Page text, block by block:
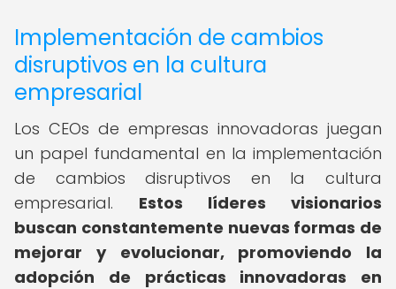
Implementación de cambios
disruptivos en la cultura
empresarial
Los CEOs de empresas innovadoras juegan
un papel fundamental en la implementación
de cambios disruptivos en la cultura
empresarial. Estos líderes visionarios
buscan constantemente nuevas formas de
mejorar y evolucionar, promoviendo la
adopción de prácticas innovadoras en